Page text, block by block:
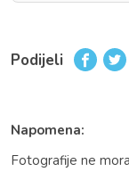
Podijeli
Napomena:
Fotografije ne